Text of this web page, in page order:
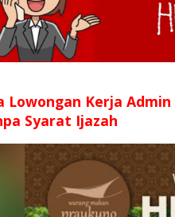
Lowongan Kerja
Syarat Ijazah